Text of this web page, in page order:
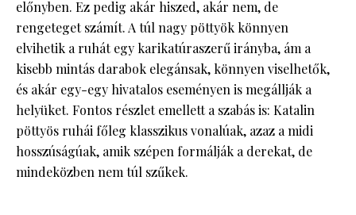
előnyben. Ez pedig akár hiszed, akár nem, de
rengeteget számít. A túl nagy pöttyök könnyen
elvihetik a ruhát egy karikatúraszerű irányba, ám a
kisebb mintás darabok elegánsak, könnyen viselhetők,
és akár egy-egy hivatalos eseményen is megállják a
helyüket. Fontos részlet emellett a szabás is: Katalin
pöttyös ruhái főleg klasszikus vonalúak, azaz a midi
hosszúságúak, amik szépen formálják a derekat, de
mindeközben nem túl szűkek.